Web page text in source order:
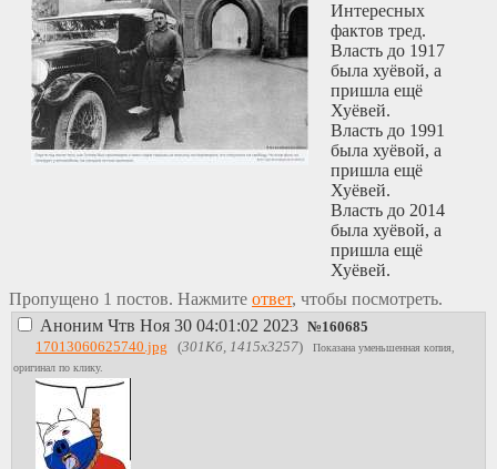
Интересных
фактов тред.
Власть до 1917
была хуёвой, а
пришла ещё
Хуёвей.
Власть до 1991
была хуёвой, а
пришла ещё
Хуёвей.
Власть до 2014
была хуёвой, а
пришла ещё
Хуёвей.
Пропущено 1 постов. Нажмите ответ, чтобы посмотреть.
Аноним Чтв Ноя 30 04:01:02 2023 №160685
17013060625740.jpg (301Кб, 1415x3257)
Показана уменьшенная копия,
оригинал по клику.